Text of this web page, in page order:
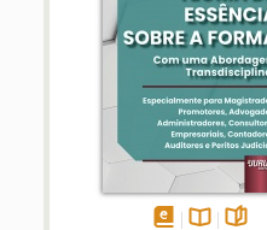
TambémFolheie